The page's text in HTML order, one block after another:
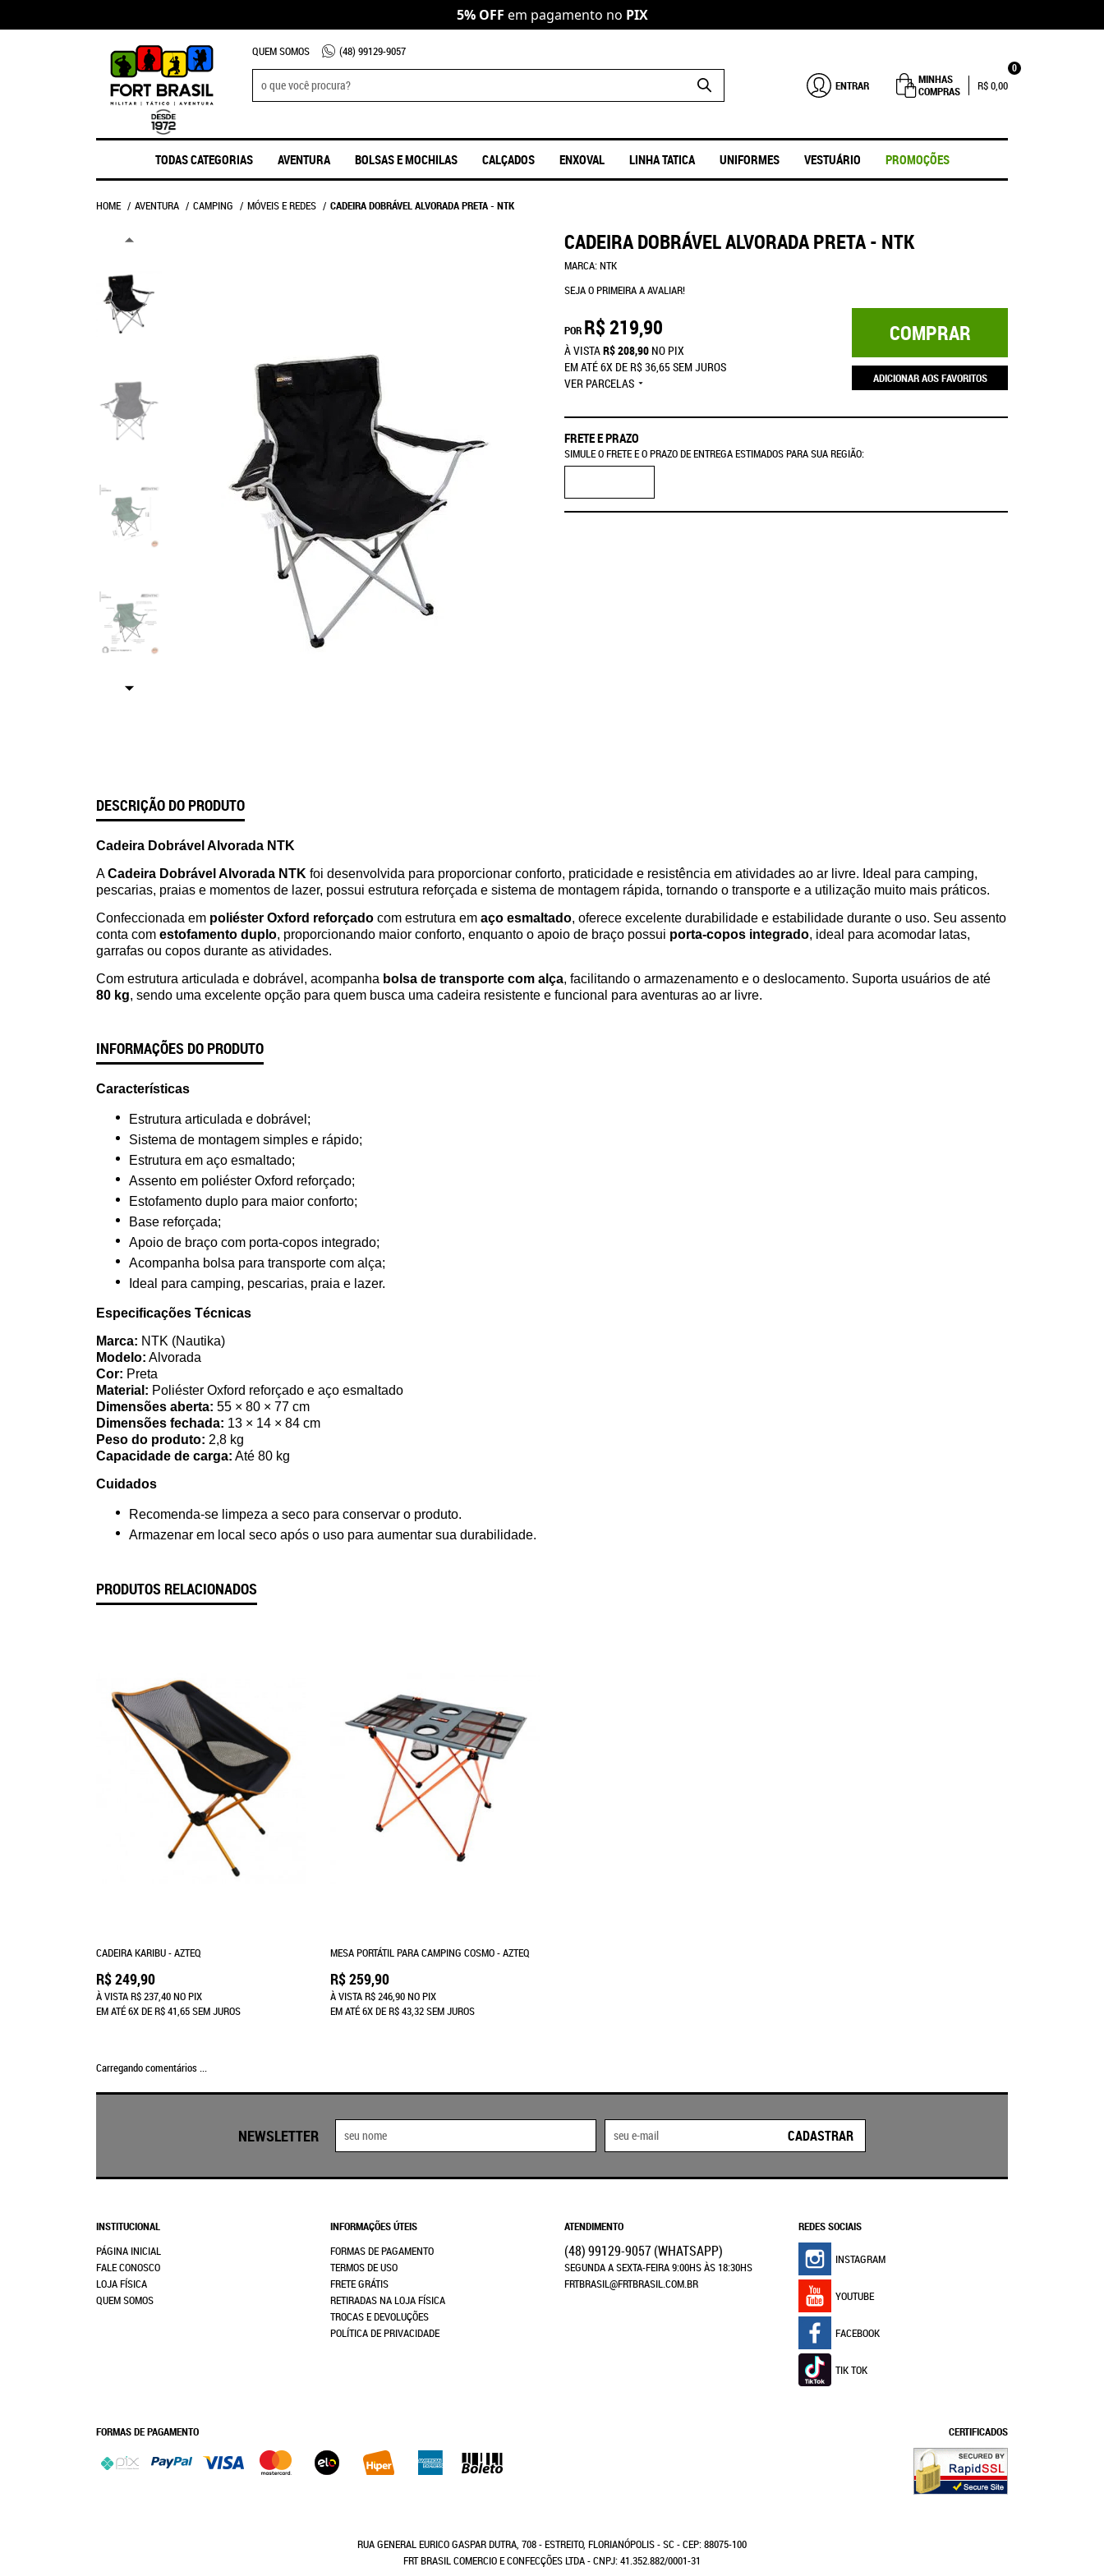
5% OFF em pagamento no PIX
QUEM SOMOS (48) 99129-9057
ENTRAR
MINHAS
COMPRAS
0
R$ 0,00
TODAS CATEGORIAS AVENTURA BOLSAS E MOCHILAS CALÇADOS ENXOVAL LINHA TATICA UNIFORMES VESTUÁRIO PROMOÇÕES
HOME AVENTURA CAMPING MÓVEIS E REDES CADEIRA DOBRÁVEL ALVORADA PRETA - NTK
CADEIRA DOBRÁVEL ALVORADA PRETA - NTK
MARCA:NTK
SEJA O PRIMEIRA A AVALIAR!
POR R$ 219,90
À VISTAR$ 208,90 NO PIX
EM ATÉ6X DE R$ 36,65SEM JUROS
VER PARCELAS
COMPRAR
ADICIONAR AOS FAVORITOS
FRETE E PRAZO
SIMULE O FRETE E O PRAZO DE ENTREGA ESTIMADOS PARA SUA REGIÃO:
DESCRIÇÃO DO PRODUTO
Cadeira Dobrável Alvorada NTK
ACadeira Dobrável Alvorada NTK foi desenvolvida para proporcionar conforto, praticidade e resistência em atividades ao ar livre. Ideal para camping,
pescarias, praias e momentos de lazer, possui estrutura reforçada e sistema de montagem rápida, tornando o transporte e a utilização muito mais práticos.
Confeccionada em poliéster Oxford reforçado com estrutura em aço esmaltado, oferece excelente durabilidade e estabilidade durante o uso. Seu assento
conta com estofamento duplo, proporcionando maior conforto, enquanto o apoio de braço possui porta-copos integrado, ideal para acomodar latas,
garrafas ou copos durante as atividades.
Com estrutura articulada e dobrável, acompanha bolsa de transporte com alça, facilitando o armazenamento e o deslocamento. Suporta usuários de até
80 kg, sendo uma excelente opção para quem busca uma cadeira resistente e funcional para aventuras ao ar livre.
INFORMAÇÕES DO PRODUTO
Características
Estrutura articulada e dobrável;
Sistema de montagem simples e rápido;
Estrutura em aço esmaltado;
Assento em poliéster Oxford reforçado;
Estofamento duplo para maior conforto;
Base reforçada;
Apoio de braço com porta-copos integrado;
Acompanha bolsa para transporte com alça;
Ideal para camping, pescarias, praia e lazer.
Especificações Técnicas
Marca: NTK (Nautika)
Modelo: Alvorada
Cor: Preta
Material: Poliéster Oxford reforçado e aço esmaltado
Dimensões aberta: 55 × 80 × 77 cm
Dimensões fechada: 13 × 14 × 84 cm
Peso do produto: 2,8 kg
Capacidade de carga: Até 80 kg
Cuidados
Recomenda-se limpeza a seco para conservar o produto.
Armazenar em local seco após o uso para aumentar sua durabilidade.
PRODUTOS RELACIONADOS
CADEIRA KARIBU - AZTEQ
R$ 249,90
À VISTAR$ 237,40NO PIX
EM ATÉ6XDER$ 41,65SEM JUROS
MESA PORTÁTIL PARA CAMPING COSMO - AZTEQ
R$ 259,90
À VISTAR$ 246,90NO PIX
EM ATÉ6XDER$ 43,32SEM JUROS
Carregando comentários ...
NEWSLETTER CADASTRAR
INSTITUCIONAL
PÁGINA INICIAL
FALE CONOSCO
LOJA FÍSICA
QUEM SOMOS
INFORMAÇÕES ÚTEIS
FORMAS DE PAGAMENTO
TERMOS DE USO
FRETE GRÁTIS
RETIRADAS NA LOJA FÍSICA
TROCAS E DEVOLUÇÕES
POLÍTICA DE PRIVACIDADE
ATENDIMENTO
(48)99129-9057(WHATSAPP)
SEGUNDA A SEXTA-FEIRA 9:00HS ÀS 18:30HS
FRTBRASIL@FRTBRASIL.COM.BR
REDES SOCIAIS
INSTAGRAM
YOUTUBE
FACEBOOK
TIK TOK
FORMAS DE PAGAMENTO CERTIFICADOS
RUA GENERAL EURICO GASPAR DUTRA, 708-ESTREITO, FLORIANÓPOLIS-SC-CEP: 88075-100
FRT BRASIL COMERCIO E CONFECÇÕES LTDA - CNPJ: 41.352.882/0001-31